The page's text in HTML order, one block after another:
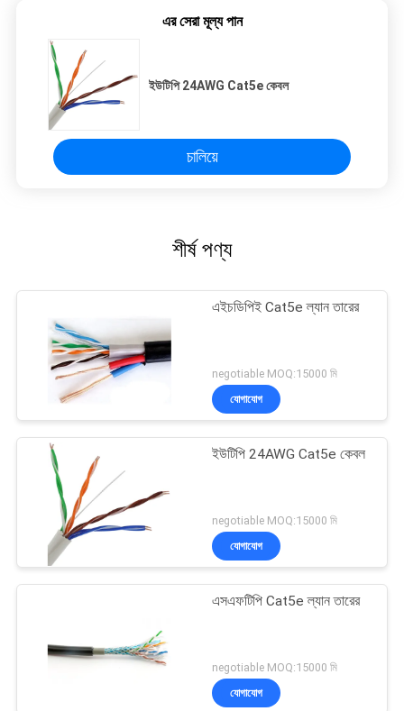
এর সেরা মূল্য পান
ইউটিপি 24AWG Cat5e কেবল
চালিয়ে
শীর্ষ পণ্য
এইচডিপিই Cat5e ল্যান তারের
negotiable MOQ:15000 মি
যোগাযোগ
ইউটিপি 24AWG Cat5e কেবল
negotiable MOQ:15000 মি
যোগাযোগ
এসএফটিপি Cat5e ল্যান তারের
negotiable MOQ:15000 মি
যোগাযোগ